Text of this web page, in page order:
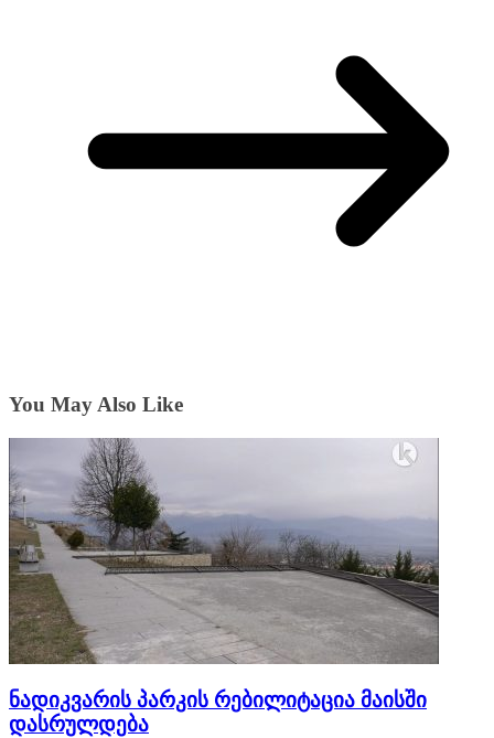
You May Also Like
ნადიკვარის პარკის რებილიტაცია მაისში
დასრულდება